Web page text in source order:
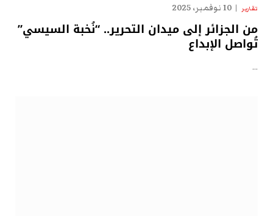
تقارير 10 نوفمبر، 2025
من الجزائر إلى ميدان التحرير.. “نُخبة السيسي”
تُواصل الإبداع
…